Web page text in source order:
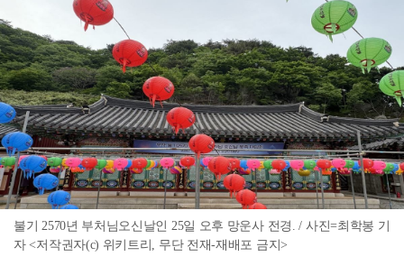
불기 2570년 부처님오신날인 25일 오후 망운사 전경. / 사진=최학봉 기
자 <저작권자(c) 위키트리, 무단 전재-재배포 금지>